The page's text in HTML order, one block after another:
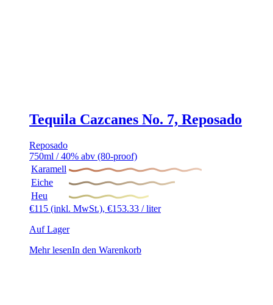
Tequila Cazcanes No. 7, Reposado
Reposado
750ml / 40% abv (80-proof)
Karamell
Eiche
Heu
€115 (inkl. MwSt.), €153.33 / liter
Auf Lager
Mehr lesenIn den Warenkorb